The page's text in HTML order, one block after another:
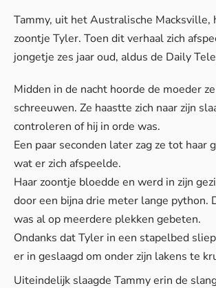
Tammy, uit het Australische Macksville,
zoontje Tyler. Toen dit verhaal zich
jongetje zes jaar oud, aldus de Daily
Midden in de nacht hoorde de moeder
schreeuwen. Ze haastte zich naar zijn
controleren of hij in orde was.
Een paar seconden later zag ze tot haar
wat er zich afspeelde.
Haar zoontje bloedde en werd in zijn
door een bijna drie meter lange python.
was al op meerdere plekken gebeten.
Ondanks dat Tyler in een stapelbed
er in geslaagd om onder zijn lakens te
Uiteindelijk slaagde Tammy erin de